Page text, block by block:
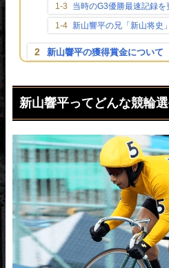
当時のG3優勝最速記録を
新山響平の兄「新山将史
新山響平の獲得賞金について
新山響平が競輪祭2022で優勝
新山響平のSNSをご紹介！
新山響平のツイッター
新山響平のインスタ
新山響平の結婚・嫁について
新山響平のまとめ
【おすすめ】公式LINE登録で
さない！
新山響平ってどんな競輪選